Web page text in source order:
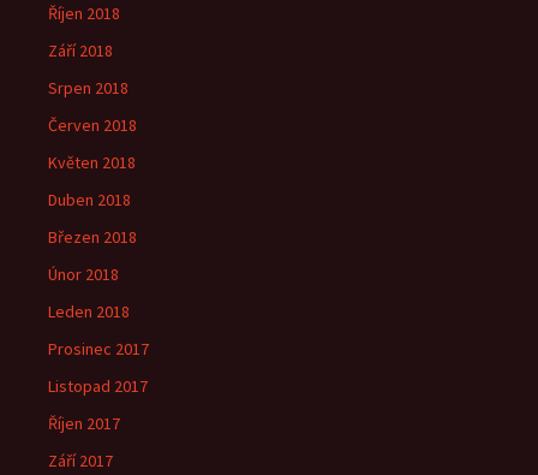
Říjen 2018
Září 2018
Srpen 2018
Červen 2018
Květen 2018
Duben 2018
Březen 2018
Únor 2018
Leden 2018
Prosinec 2017
Listopad 2017
Říjen 2017
Září 2017